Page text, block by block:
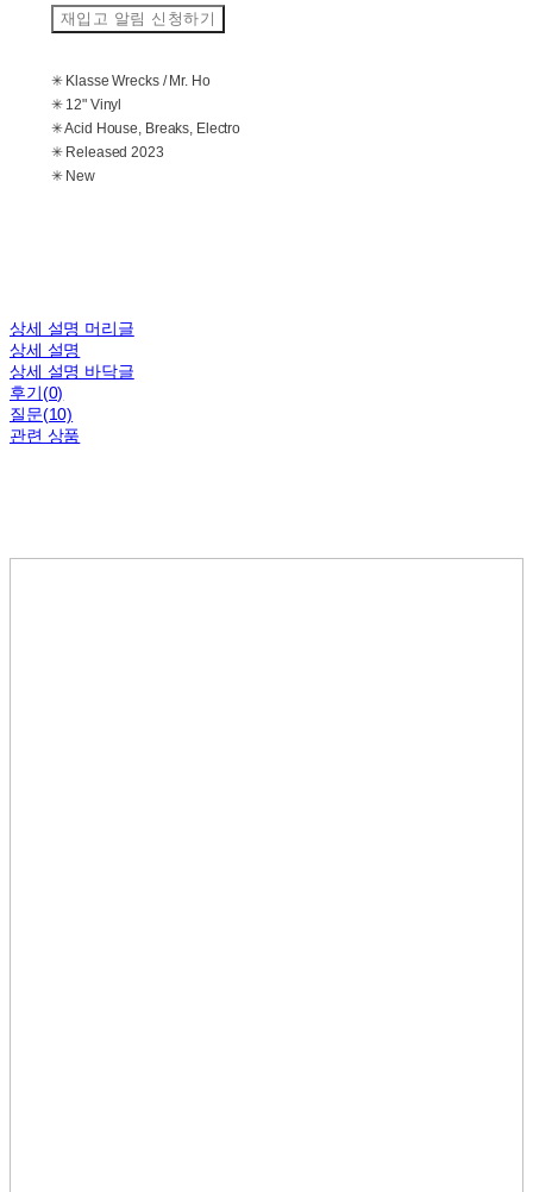
재입고 알림 신청하기
✳ Klasse Wrecks / Mr. Ho
✳ 12" Vinyl
✳ Acid House, Breaks, Electro
✳ Released 2023
✳ New
상세 설명 머리글
상세 설명
상세 설명 바닥글
후기(0)
질문(10)
관련 상품